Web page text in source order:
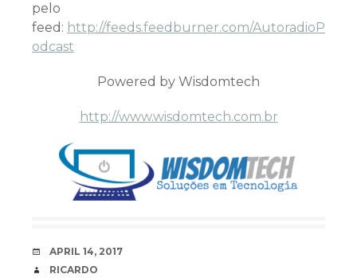
pelo
feed: http://feeds.feedburner.com/AutoradioP
odcast
Powered by Wisdomtech
http://www.wisdomtech.com.br
DATE
APRIL 14, 2017
AUTHOR
RICARDO